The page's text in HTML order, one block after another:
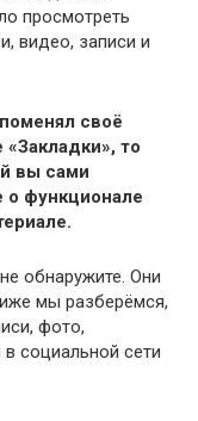
просмотреть
видео, записи и
своё
то
вы сами
о функционале
обнаружите. Они
мы разберёмся,
фото,
социальной сети